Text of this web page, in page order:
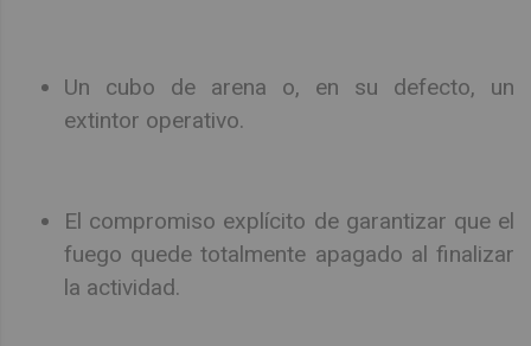
Un cubo de arena o, en su defecto, un
extintor operativo.
El compromiso explícito de garantizar que el
fuego quede totalmente apagado al finalizar
la actividad.